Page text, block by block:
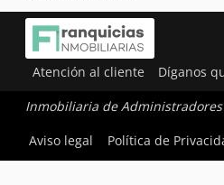
Atención al cliente Díganos
Inmobiliaria de
Aviso legal
Política de